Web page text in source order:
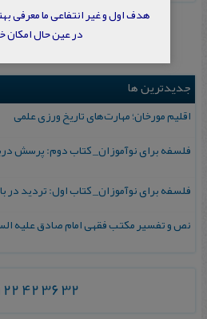
جدیدترین ها
اقلیم مورخان؛ مهارت‌های تاریخ ورزی علمی
فلسفه برای نوآموزان_ کتاب دوم: پرسش
فلسفه برای نوآموزان_ کتاب اول: تردید در
نص و تفسیر مکتب فقهی امام صادق علیه
22 42 36 32
هدف اول و غیر انتفاعی ما معرفی
در عین حال امکان